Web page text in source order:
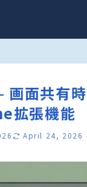
面共有時
拡張機能
April 24, 2026